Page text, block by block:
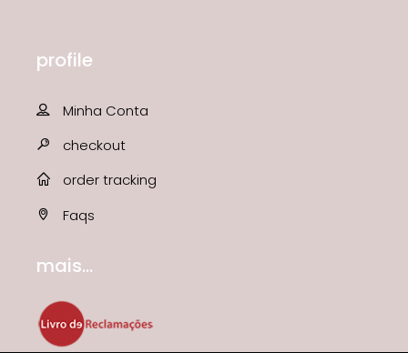
profile
Minha Conta
checkout
order tracking
Faqs
mais...